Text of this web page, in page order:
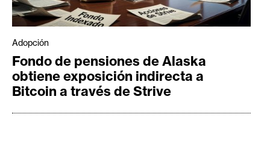
Adopción
Fondo de pensiones de Alaska
obtiene exposición indirecta a
Bitcoin a través de Strive